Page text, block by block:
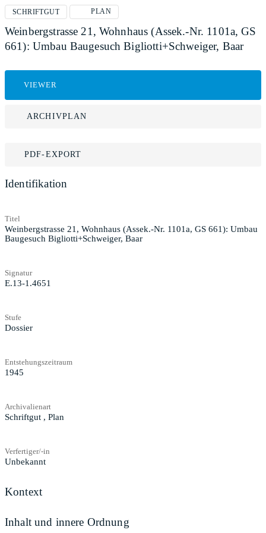
SCHRIFTGUT PLAN
Weinbergstrasse 21, Wohnhaus (Assek.-Nr. 1101a, GS
661): Umbau Baugesuch Bigliotti+Schweiger, Baar
VIEWER
ARCHIVPLAN
PDF-EXPORT
Identifikation
Titel
Weinbergstrasse 21, Wohnhaus (Assek.-Nr. 1101a, GS 661): Umbau
Baugesuch Bigliotti+Schweiger, Baar
Signatur
E.13-1.4651
Stufe
Dossier
Entstehungszeitraum
1945
Archivalienart
Schriftgut , Plan
Verfertiger/-in
Unbekannt
Kontext
Inhalt und innere Ordnung